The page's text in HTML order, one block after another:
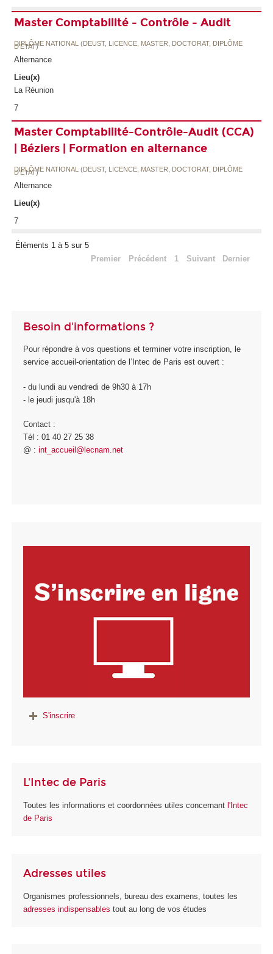
Master Comptabilité - Contrôle - Audit
DIPLÔME NATIONAL (DEUST, LICENCE, MASTER, DOCTORAT, DIPLÔME
D'ETAT)
Alternance
Lieu(x)
La Réunion
7
Master Comptabilité-Contrôle-Audit (CCA)
| Béziers | Formation en alternance
DIPLÔME NATIONAL (DEUST, LICENCE, MASTER, DOCTORAT, DIPLÔME
D'ETAT)
Alternance
Lieu(x)
7
Éléments 1 à 5 sur 5
Premier
Précédent 1 Suivant Dernier
Besoin d'informations ?
Pour répondre à vos questions et terminer votre inscription, le
service accueil-orientation de l’Intec de Paris est ouvert :
- du lundi au vendredi de 9h30 à 17h
- le jeudi jusqu'à 18h
Contact :
Tél : 01 40 27 25 38
@ : int_accueil@lecnam.net
S'inscrire
L'Intec de Paris
Toutes les informations et coordonnées utiles concernant l'Intec
de Paris
Adresses utiles
Organismes professionnels, bureau des examens, toutes les
adresses indispensables tout au long de vos études